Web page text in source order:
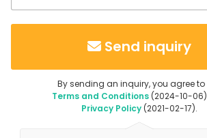
Send inquiry
By sending an inquiry, you agree to
Terms and Conditions(2024-10-
Privacy Policy(2021-02-17).